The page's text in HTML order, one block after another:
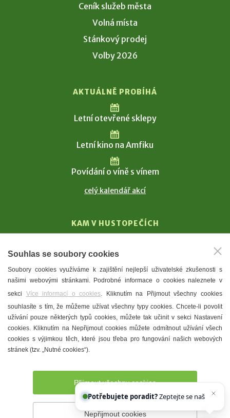
Ceník služeb města
Volná místa
Stánkový prodej
Volby 2026
AKTUÁLNĚ PROBÍHÁ
Letní otevřené sklepy
Letní kino na Amfiku
Povídání o víně s vínem
celý kalendář akcí
KAM V HUSTOPEČÍCH
T. G. Masaryk
Mandloně
Ubytování
Restaurace
Městské muzeum a galerie
Denní meníčka
Prohlášení o přístupnosti Správce webu
Souhlas se soubory cookies
Soubory cookies využíváme k zajištění nejlepší uživatelské zkušenosti s
našimi webovými stránkami. Podrobné informace o cookies naleznete v
sekci Více informací o cookies. Kliknutím na Přijmout všechny cookies
souhlasíte s tím, že můžeme užívat všechny typy cookies. Chcete-li povolit
užívání pouze některých typů cookies, můžete tak učinit v sekci Nastavení
cookies. Kliknutím na Nepřijmout cookies můžete odmítnout užívání všech
cookies s výjimkou těch, které jsou třeba pro fungování našich webových
stránek (tzv. „Nutné cookies“).
Přijmout všechny cookies
Nepřijmout cookies
Potřebujete poradit?Zeptejte se našeho asistentaCh